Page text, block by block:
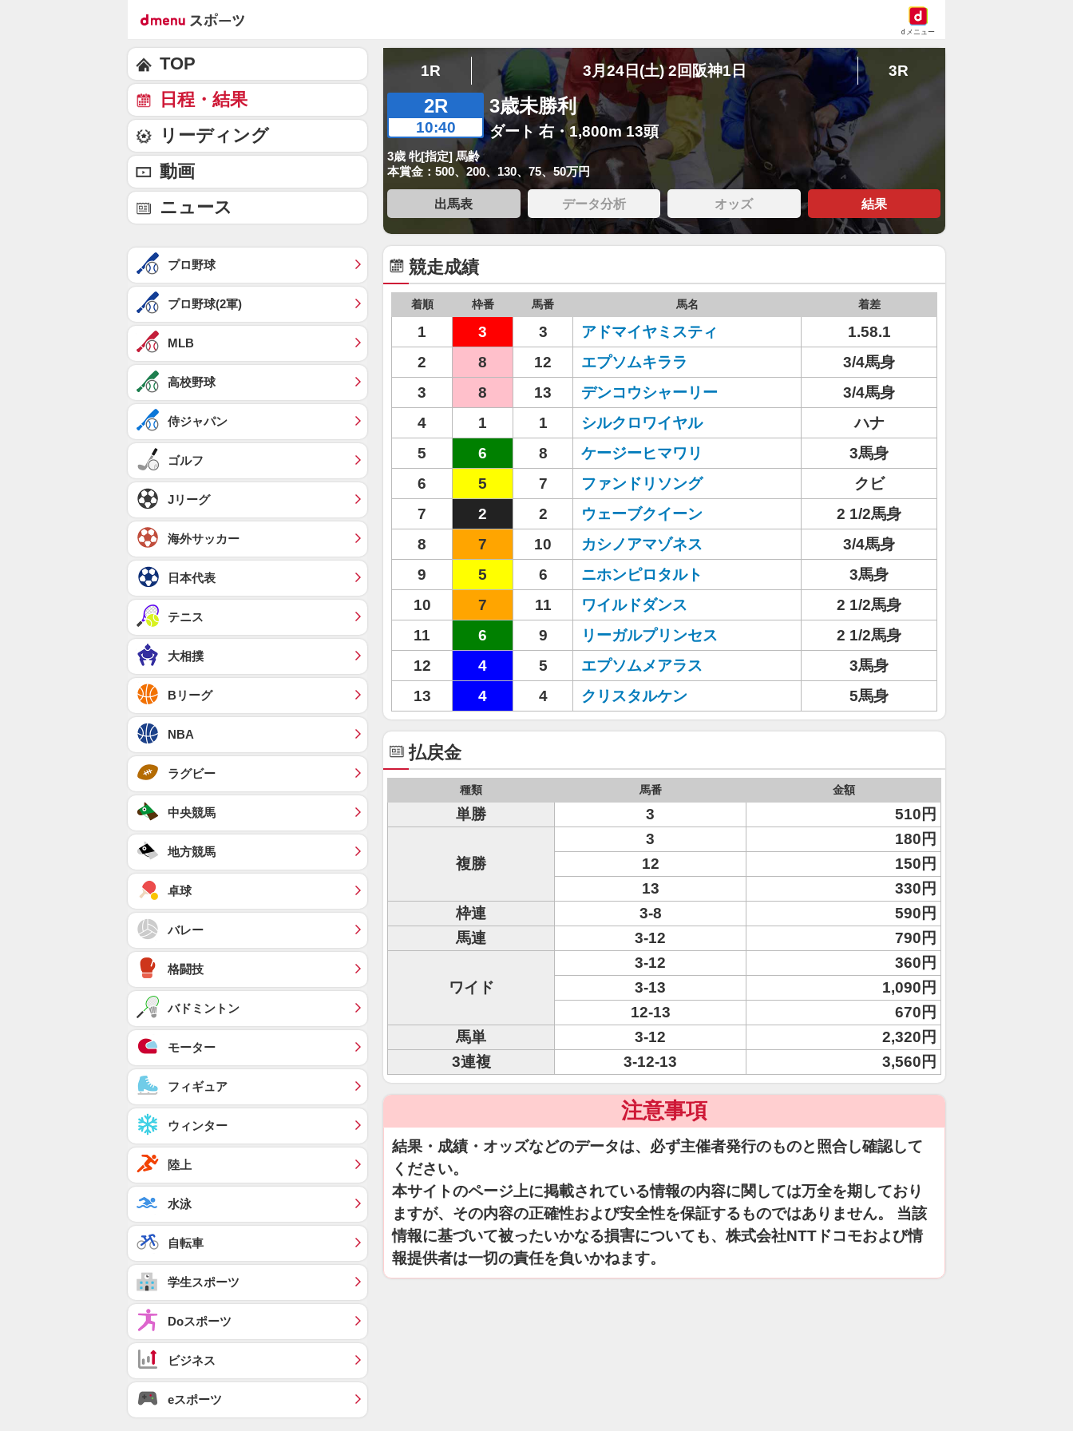
dメニュー
1R 3月24日(土) 2回阪神1日 3R
2R
10:40
3歳未勝利
ダート 右・1,800m 13頭
3歳 牝[指定] 馬齢
本賞金：500、200、130、75、50万円
出馬表 データ分析 オッズ 結果
競走成績
着順 枠番 馬番 馬名 着差
1 3 3 アドマイヤミスティ
1.58.1
2
8 12 エプソムキララ
3/4馬身
3
8 13 デンコウシャーリー
3/4馬身
4
1 1 シルクロワイヤル
ハナ
5
6 8 ケージーヒマワリ
3馬身
6
5 7 ファンドリソング
クビ
7
2 2 ウェーブクイーン
2 1/2馬身
8
7 10 カシノアマゾネス
3/4馬身
9
5 6 ニホンピロタルト
3馬身
10
7 11 ワイルドダンス
2 1/2馬身
11
6 9 リーガルプリンセス
2 1/2馬身
12
4 5 エプソムメアラス
3馬身
13
4 4 クリスタルケン 5馬身
払戻金
種類 馬番 金額
単勝 3 510円
複勝
3
180円
12
150円
13
330円
枠連
3-8
590円
馬連
3-12 790円
ワイド
3-12
360円
3-13
1,090円
12-13
670円
馬単
3-12
2,320円
3連複
3-12-13 3,560円
注意事項
結果・成績・オッズなどのデータは、必ず主催者発行のものと照合し確認して
ください。
本サイトのページ上に掲載されている情報の内容に関しては万全を期しており
ますが、その内容の正確性および安全性を保証するものではありません。 当該
情報に基づいて被ったいかなる損害についても、株式会社NTTドコモおよび情
報提供者は一切の責任を負いかねます。
TOP
日程・結果
リーディング
動画
ニュース
プロ野球
プロ野球(2軍)
MLB
高校野球
侍ジャパン
ゴルフ
Jリーグ
海外サッカー
日本代表
テニス
大相撲
Bリーグ
NBA
ラグビー
中央競馬
地方競馬
卓球
バレー
格闘技
バドミントン
モーター
フィギュア
ウィンター
陸上
水泳
自転車
学生スポーツ
Doスポーツ
ビジネス
eスポーツ